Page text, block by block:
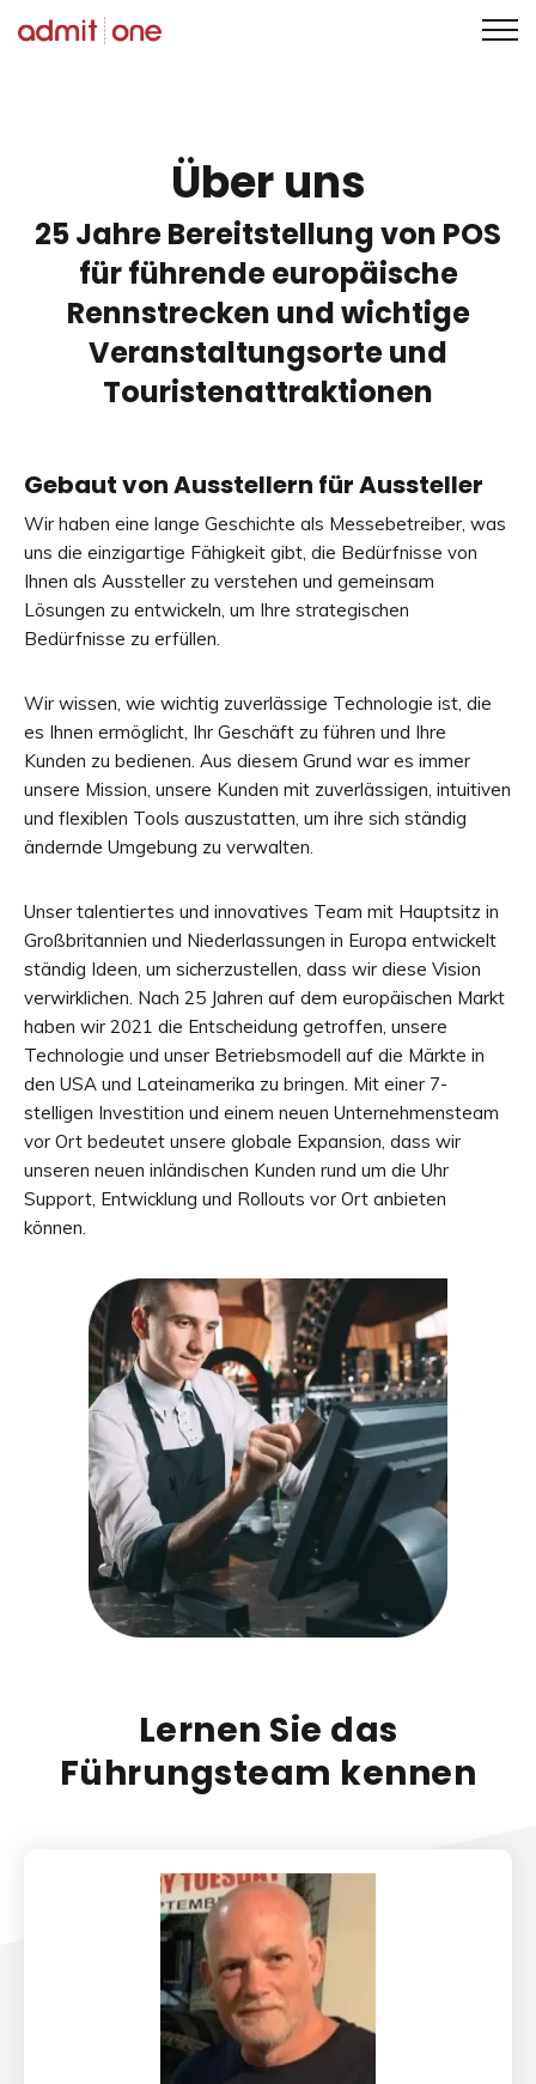
Über uns
25 Jahre Bereitstellung von POS
für führende europäische
Rennstrecken und wichtige
Veranstaltungsorte und
Touristenattraktionen
Gebaut von Ausstellern für Aussteller
Wir haben eine lange Geschichte als Messebetreiber, was
uns die einzigartige Fähigkeit gibt, die Bedürfnisse von
Ihnen als Aussteller zu verstehen und gemeinsam
Lösungen zu entwickeln, um Ihre strategischen
Bedürfnisse zu erfüllen.
Wir wissen, wie wichtig zuverlässige Technologie ist, die
es Ihnen ermöglicht, Ihr Geschäft zu führen und Ihre
Kunden zu bedienen. Aus diesem Grund war es immer
unsere Mission, unsere Kunden mit zuverlässigen, intuitiven
und flexiblen Tools auszustatten, um ihre sich ständig
ändernde Umgebung zu verwalten.
Unser talentiertes und innovatives Team mit Hauptsitz in
Großbritannien und Niederlassungen in Europa entwickelt
ständig Ideen, um sicherzustellen, dass wir diese Vision
verwirklichen. Nach 25 Jahren auf dem europäischen Markt
haben wir 2021 die Entscheidung getroffen, unsere
Technologie und unser Betriebsmodell auf die Märkte in
den USA und Lateinamerika zu bringen. Mit einer 7-
stelligen Investition und einem neuen Unternehmensteam
vor Ort bedeutet unsere globale Expansion, dass wir
unseren neuen inländischen Kunden rund um die Uhr
Support, Entwicklung und Rollouts vor Ort anbieten
können.
Lernen Sie das
Führungsteam kennen